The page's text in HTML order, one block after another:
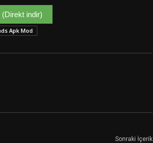
indir)
Apk Mod
Sonraki İçerik